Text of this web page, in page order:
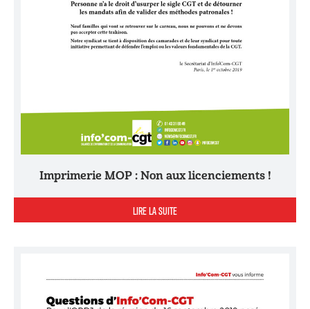
Imprimerie MOP : Non aux licenciements !
LIRE LA SUITE